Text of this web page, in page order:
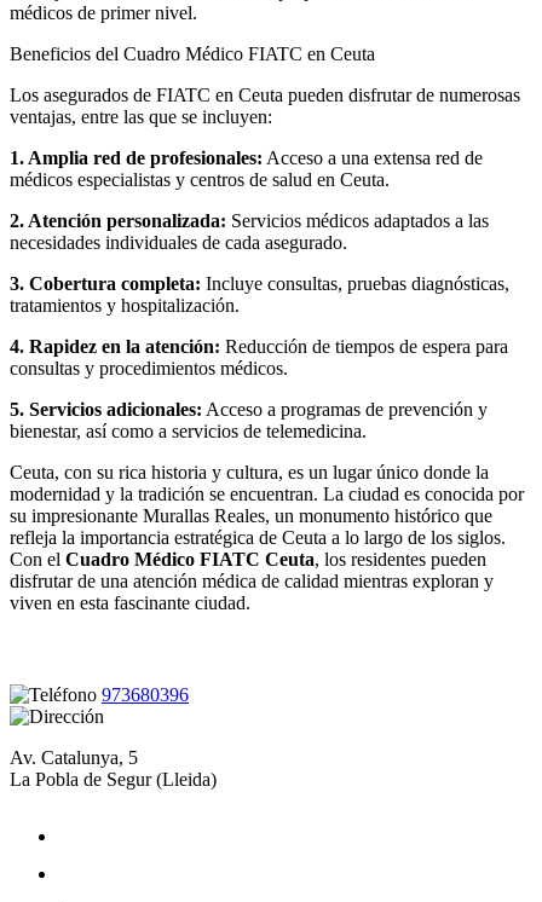
médicos de primer nivel.
Beneficios del Cuadro Médico FIATC en Ceuta
Los asegurados de FIATC en Ceuta pueden disfrutar de numerosas
ventajas, entre las que se incluyen:
1. Amplia red de profesionales: Acceso a una extensa red de
médicos especialistas y centros de salud en Ceuta.
2. Atención personalizada: Servicios médicos adaptados a las
necesidades individuales de cada asegurado.
3. Cobertura completa: Incluye consultas, pruebas diagnósticas,
tratamientos y hospitalización.
4. Rapidez en la atención: Reducción de tiempos de espera para
consultas y procedimientos médicos.
5. Servicios adicionales: Acceso a programas de prevención y
bienestar, así como a servicios de telemedicina.
Ceuta, con su rica historia y cultura, es un lugar único donde la
modernidad y la tradición se encuentran. La ciudad es conocida por
su impresionante Murallas Reales, un monumento histórico que
refleja la importancia estratégica de Ceuta a lo largo de los siglos.
Con el Cuadro Médico FIATC Ceuta, los residentes pueden
disfrutar de una atención médica de calidad mientras exploran y
viven en esta fascinante ciudad.
973680396
Av. Catalunya, 5
La Pobla de Segur (Lleida)